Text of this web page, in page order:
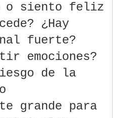
o siento feliz
¿Hay
fuerte?
emociones?
de la
grande para